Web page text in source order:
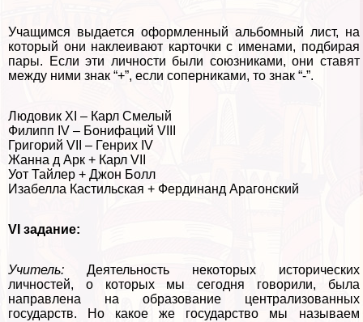
Учащимся выдается оформленный альбомный лист, на
который они наклеивают карточки с именами, подбирая
пары. Если эти личности были союзниками, они ставят
между ними знак “+”, если соперниками, то знак “-”.
Людовик XI – Карл Смелый
Филипп IV – Бонифаций VIII
Григорий VII – Генрих IV
Жанна д Арк + Карл VII
Уот Тайлер + Джон Болл
Изабелла Кастильская + Фердинанд Арагонский
VI задание:
Учитель: Деятельность некоторых исторических
личностей, о которых мы сегодня говорили, была
направлена на образование централизованных
государств. Но какое же государство мы называем